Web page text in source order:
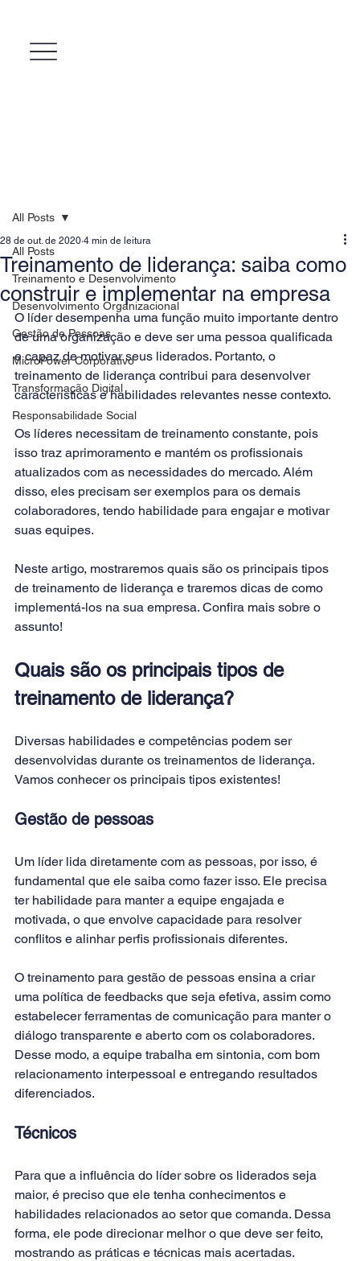
All Posts
Treinamento e Desenvolvimento
Desenvolvimento Organizacional
Gestão de Pessoas
MicroPower Corporativo
Transformação Digital
Responsabilidade Social
All Posts
Treinamento de liderança: saiba como
construir e implementar na empresa
28 de out. de 2020 4 min de leitura
O líder desempenha uma função muito importante dentro
de uma organização e deve ser uma pessoa qualificada
e capaz de motivar seus liderados. Portanto, o
treinamento de liderança contribui para desenvolver
características e habilidades relevantes nesse contexto.
Os líderes necessitam de treinamento constante, pois
isso traz aprimoramento e mantém os profissionais
atualizados com as necessidades do mercado. Além
disso, eles precisam ser exemplos para os demais
colaboradores, tendo habilidade para engajar e motivar
suas equipes.
Neste artigo, mostraremos quais são os principais tipos
de treinamento de liderança e traremos dicas de como
implementá-los na sua empresa. Confira mais sobre o
assunto!
Quais são os principais tipos de
treinamento de liderança?
Diversas habilidades e competências podem ser
desenvolvidas durante os treinamentos de liderança.
Vamos conhecer os principais tipos existentes!
Gestão de pessoas
Um líder lida diretamente com as pessoas, por isso, é
fundamental que ele saiba como fazer isso. Ele precisa
ter habilidade para manter a equipe engajada e
motivada, o que envolve capacidade para resolver
conflitos e alinhar perfis profissionais diferentes.
O treinamento para gestão de pessoas ensina a criar
uma política de feedbacks que seja efetiva, assim como
estabelecer ferramentas de comunicação para manter o
diálogo transparente e aberto com os colaboradores.
Desse modo, a equipe trabalha em sintonia, com bom
relacionamento interpessoal e entregando resultados
diferenciados.
Técnicos
Para que a influência do líder sobre os liderados seja
maior, é preciso que ele tenha conhecimentos e
habilidades relacionados ao setor que comanda. Dessa
forma, ele pode direcionar melhor o que deve ser feito,
mostrando as práticas e técnicas mais acertadas.